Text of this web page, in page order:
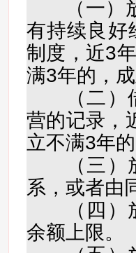
（一）放
有持续良好
制度，近3
满3年的，
（二）借
营的记录，
立不满3年
（三）放
系，或者由
（四）放
余额上限。